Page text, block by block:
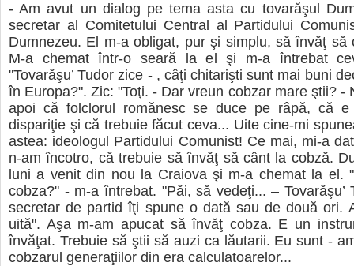
- Am avut un dialog pe tema asta cu tovarăşul
secretar al Comitetului Central al Partidului
Dumnezeu. El m-a obligat, pur şi simplu, să învăţ să
M-a chemat într-o seară la el şi m-a întrebat
"Tovarăşu’ Tudor zice - , câţi chitarişti sunt mai buni
în Europa?". Zic: "Toţi. - Dar vreun cobzar mare ştii? -
apoi că folclorul romănesc se duce pe râpă, că
dispariţie şi că trebuie făcut ceva... Uite cine-mi
astea: ideologul Partidului Comunist! Ce mai, mi-a
n-am încotro, că trebuie să învăţ să cânt la cobză.
luni a venit din nou la Craiova şi m-a chemat la el.
cobza?" - m-a întrebat. "Păi, să vedeţi... – Tovarăşu’
secretar de partid îţi spune o dată sau de două ori.
uită". Aşa m-am apucat să învăţ cobza. E un
învăţat. Trebuie să ştii să auzi ca lăutarii. Eu sunt -
cobzarul generaţiilor din era calculatoarelor...